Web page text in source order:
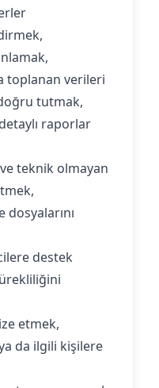
toplanan verileri
tutmak,
raporlar
teknik olmayan
destek
etmek,
da ilgili kişilere